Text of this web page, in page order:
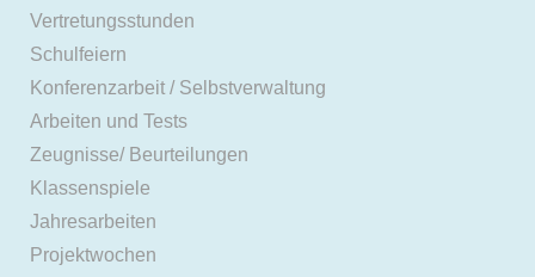
Vertretungsstunden
Schulfeiern
Konferenzarbeit / Selbstverwaltung
Arbeiten und Tests
Zeugnisse/ Beurteilungen
Klassenspiele
Jahresarbeiten
Projektwochen